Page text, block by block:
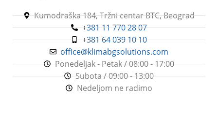
Kumodraška 184, Tržni centar BTC, Beograd
+381 11 770 28 07
+381 64 039 10 10
office@klimabgsolutions.com
Ponedeljak - Petak / 08:00 - 17:00
Subota / 09:00 - 13:00
Nedeljom ne radimo